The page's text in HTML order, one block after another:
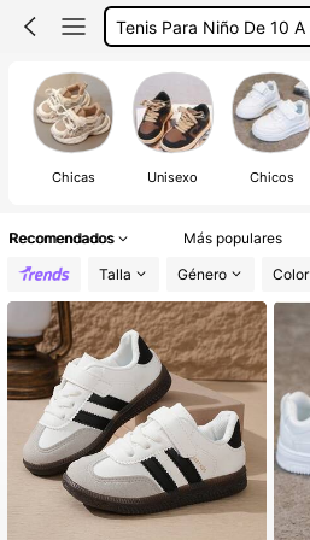
Tenis
Chicas Unisexo Chicos
Recomendados Más populares
Talla
Género Color